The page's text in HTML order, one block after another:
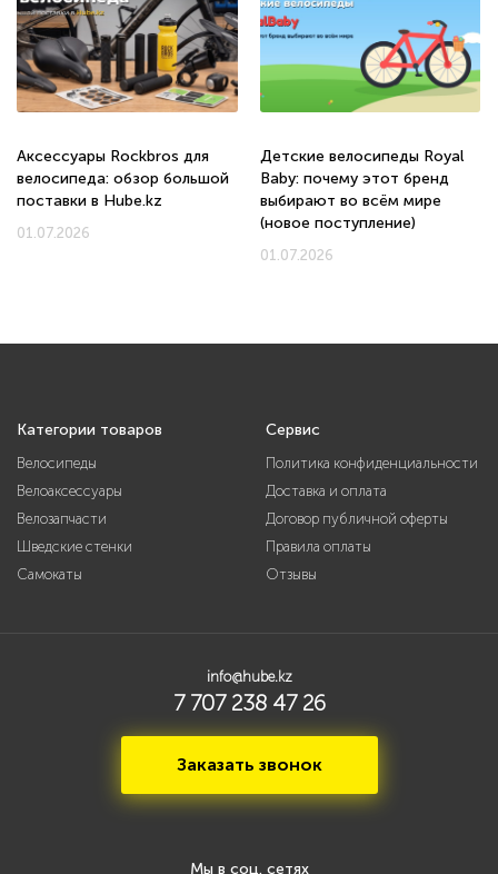
Аксессуары Rockbros для
велосипеда: обзор большой
поставки в Hube.kz
01.07.2026
Детские велосипеды Royal
Baby: почему этот бренд
выбирают во всём мире
(новое поступление)
01.07.2026
Категории товаров
Велосипеды
Велоаксессуары
Велозапчасти
Шведские стенки
Самокаты
Сервис
Политика конфиденциальности
Доставка и оплата
Договор публичной оферты
Правила оплаты
Отзывы
info@hube.kz
7 707 238 47 26
Заказать звонок
Мы в соц. сетях